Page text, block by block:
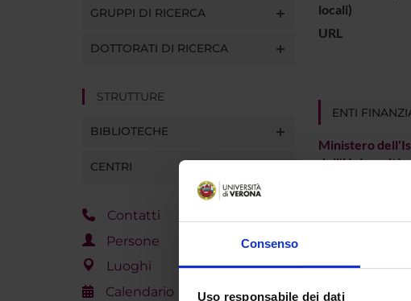
Consenso
Uso responsabile dei dati
GRUPPI DI RICERCA
DOTTORATI DI RICERCA
STRUTTURE
BIBLIOTECHE
CENTRI
Contatti
Persone
Luoghi
Calendario
locali)
URL
ENTI
Ministero
dell'Università
Alessandra